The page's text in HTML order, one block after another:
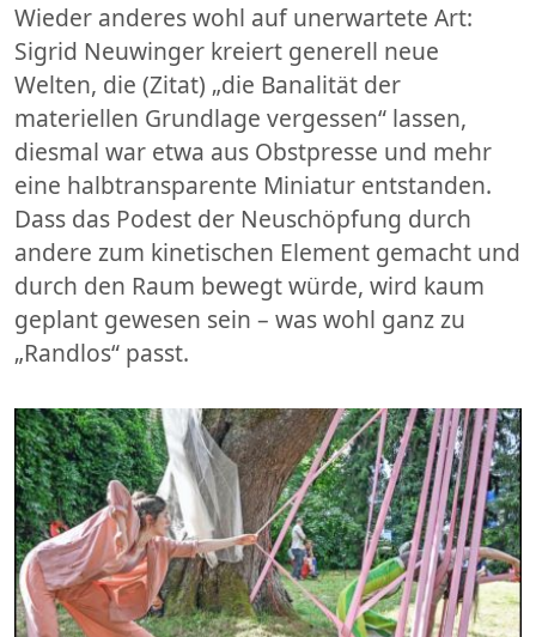
Wieder anderes wohl auf unerwartete Art:
Sigrid Neuwinger kreiert generell neue
Welten, die (Zitat) „die Banalität der
materiellen Grundlage vergessen“ lassen,
diesmal war etwa aus Obstpresse und mehr
eine halbtransparente Miniatur entstanden.
Dass das Podest der Neuschöpfung durch
andere zum kinetischen Element gemacht und
durch den Raum bewegt würde, wird kaum
geplant gewesen sein – was wohl ganz zu
„Randlos“ passt.